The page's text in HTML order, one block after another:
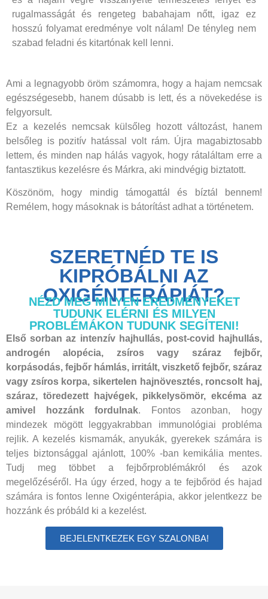
rugalmasságát és rengeteg babahajam nőtt, igaz ez
hosszú folyamat eredménye volt nálam! De tényleg nem
szabad feladni és kitartónak kell lenni.
Ami a legnagyobb öröm számomra, hogy a hajam nemcsak
egészségesebb, hanem dúsabb is lett, és a növekedése is
felgyorsult.
Ez a kezelés nemcsak külsőleg hozott változást, hanem
belsőleg is pozitív hatással volt rám. Újra magabiztosabb
lettem, és minden nap hálás vagyok, hogy rátaláltam erre a
fantasztikus kezelésre és Márkra, aki mindvégig biztatott.
Köszönöm, hogy mindig támogattál és bíztál bennem!
Remélem, hogy másoknak is bátorítást adhat a történetem.
SZERETNÉD TE IS
KIPRÓBÁLNI AZ
OXIGÉNTERÁPIÁT?
NÉZD MEG MILYEN EREDMÉNYEKET
TUDUNK ELÉRNI ÉS MILYEN
PROBLÉMÁKON TUDUNK SEGÍTENI!
Első sorban az intenzív hajhullás, post-covid hajhullás,
androgén alopécia, zsíros vagy száraz fejbőr,
korpásodás, fejbőr hámlás, irritált, viszkető fejbőr, száraz
vagy zsíros korpa, sikertelen hajnövesztés, roncsolt haj,
száraz, töredezett hajvégek, pikkelysömör, ekcéma az
amivel hozzánk fordulnak. Fontos azonban, hogy
mindezek mögött leggyakrabban immunológiai probléma
rejlik. A kezelés kismamák, anyukák, gyerekek számára is
teljes biztonsággal ajánlott, 100% -ban kemikália mentes.
Tudj meg többet a fejbőrproblémákról és azok
megelőzéséről. Ha úgy érzed, hogy a te fejbőröd és hajad
számára is fontos lenne Oxigénterápia, akkor jelentkezz be
hozzánk és próbáld ki a kezelést.
BEJELENTKEZEK EGY SZALONBA!